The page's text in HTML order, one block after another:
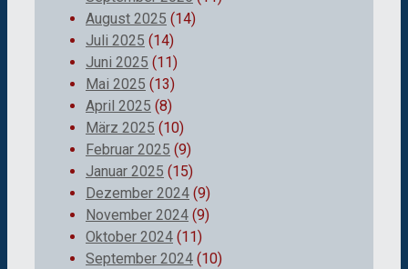
August 2025 (14)
Juli 2025 (14)
Juni 2025 (11)
Mai 2025 (13)
April 2025 (8)
März 2025 (10)
Februar 2025 (9)
Januar 2025 (15)
Dezember 2024 (9)
November 2024 (9)
Oktober 2024 (11)
September 2024 (10)